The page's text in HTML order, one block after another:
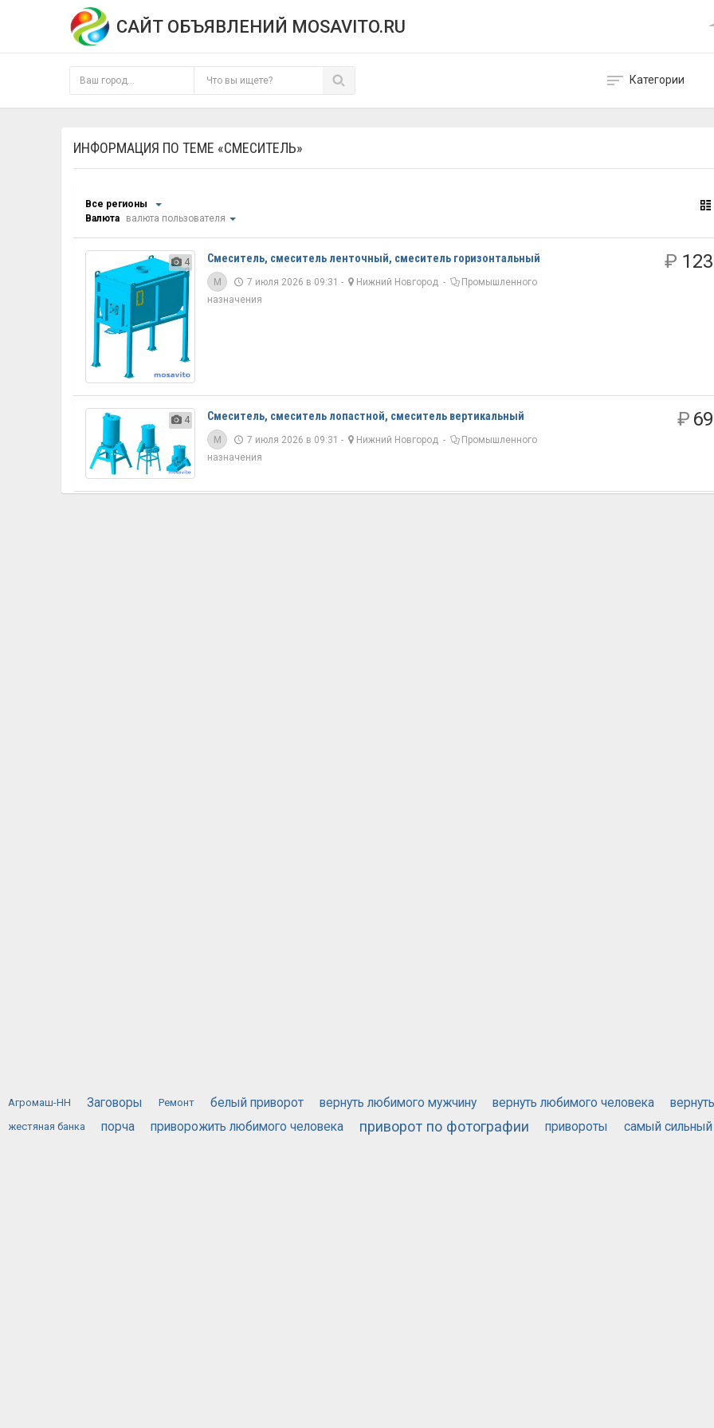
САЙТ ОБЪЯВЛЕНИЙ MOSAVITO.RU
Категории
ИНФОРМАЦИЯ ПО ТЕМЕ «СМЕСИТЕЛЬ»
Все регионы
Валюта
валюта пользователя
4 Смеситель, смеситель ленточный, смеситель горизонтальный
M 7 июля 2026 в 09:31 - Нижний Новгород -
Промышленного
назначения
₽
4 Смеситель, смеситель лопастной, смеситель вертикальный
M 7 июля 2026 в 09:31 - Нижний Новгород -
Промышленного
назначения
₽
Агромаш-НН Заговоры Ремонт белый приворот вернуть любимого мужчину вернуть любимого человека
жестяная банка порча приворожить любимого человека приворот по фотографии привороты
самый сильный